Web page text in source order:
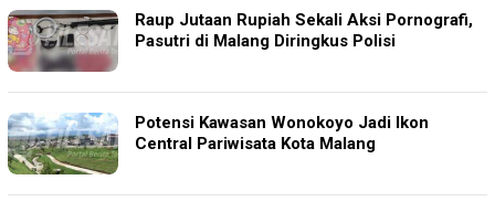
Raup Jutaan Rupiah Sekali Aksi Pornografi,
Pasutri di Malang Diringkus Polisi
Potensi Kawasan Wonokoyo Jadi Ikon
Central Pariwisata Kota Malang